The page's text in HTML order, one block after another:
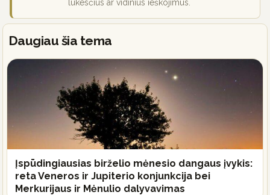
lūkesčius ar vidinius ieškojimus.
Daugiau šia tema
Įspūdingiausias birželio mėnesio dangaus įvykis:
reta Veneros ir Jupiterio konjunkcija bei
Merkurijaus ir Mėnulio dalyvavimas